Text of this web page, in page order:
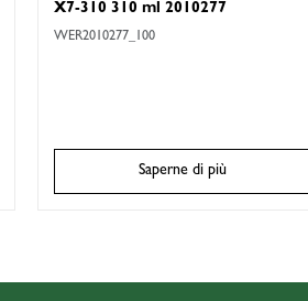
X7-310 310 ml 2010277
WER2010277_100
Saperne di più